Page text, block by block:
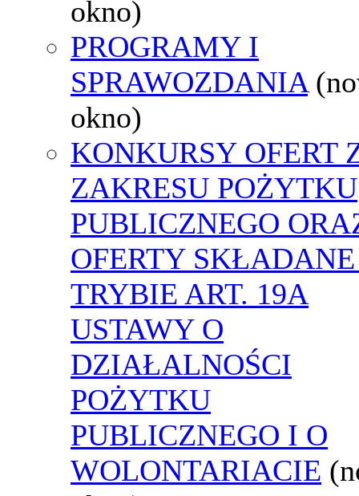
okno)
PROGRAMY I
SPRAWOZDANIA
okno)
KONKURSY OFERT
ZAKRESU POŻYTKU
PUBLICZNEGO
OFERTY
TRYBIE ART. 19A
USTAWY O
DZIAŁALNOŚCI
POŻYTKU
PUBLICZNEGO I O
WOLONTARIACIE